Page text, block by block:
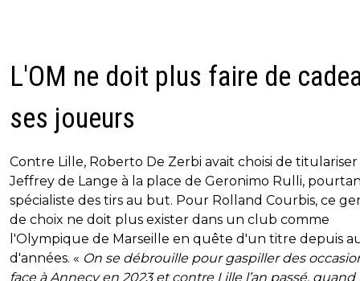
L'OM ne doit plus faire de
ses joueurs
Contre Lille, Roberto De Zerbi avait choisi de titulariser
Jeffrey de Lange à la place de Geronimo Rulli,
spécialiste des tirs au but. Pour Rolland Courbis, ce
de choix ne doit plus exister dans un club comme
l'Olympique de Marseille en quête d'un titre depuis
d'années. « On se débrouille pour gaspiller des
face à Annecy en 2023 et contre Lille l’an passé, quand